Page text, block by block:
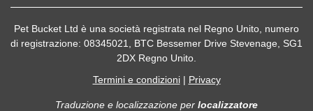
di registrazione: 08345021, BTC Bessemer Drive Stevenage, SG1
2DX Regno Unito.